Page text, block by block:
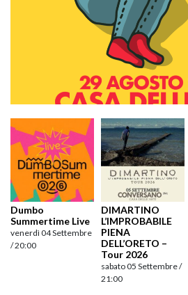
Dumbo
Summertime Live
venerdì 04 Settembre
/ 20:00
DIMARTINO
L’IMPROBABILE
PIENA
DELL’ORETO –
Tour 2026
sabato 05 Settembre /
21:00